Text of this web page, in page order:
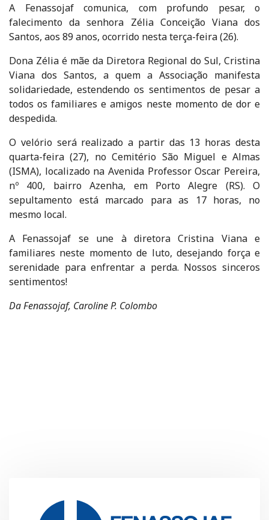
A Fenassojaf comunica, com profundo pesar, o
falecimento da senhora Zélia Conceição Viana dos
Santos, aos 89 anos, ocorrido nesta terça-feira (26).
Dona Zélia é mãe da Diretora Regional do Sul, Cristina
Viana dos Santos, a quem a Associação manifesta
solidariedade, estendendo os sentimentos de pesar a
todos os familiares e amigos neste momento de dor e
despedida.
O velório será realizado a partir das 13 horas desta
quarta-feira (27), no Cemitério São Miguel e Almas
(ISMA), localizado na Avenida Professor Oscar Pereira,
nº 400, bairro Azenha, em Porto Alegre (RS). O
sepultamento está marcado para as 17 horas, no
mesmo local.
A Fenassojaf se une à diretora Cristina Viana e
familiares neste momento de luto, desejando força e
serenidade para enfrentar a perda. Nossos sinceros
sentimentos!
Da Fenassojaf, Caroline P. Colombo